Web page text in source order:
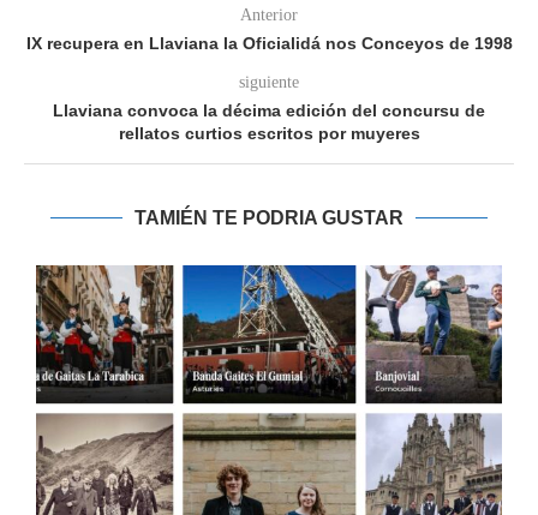
Anterior
IX recupera en Llaviana la Oficialidá nos Conceyos de 1998
siguiente
Llaviana convoca la décima edición del concursu de
rellatos curtios escritos por muyeres
TAMIÉN TE PODRIA GUSTAR